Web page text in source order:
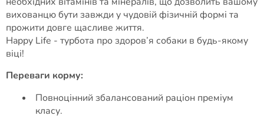
вихованцю бути завжди у чудовій фізичній формі та
прожити довге щасливе життя.
Happy Life - турбота про здоров’я собаки в будь-якому
віці!
Переваги корму:
Повноцінний збалансований раціон преміум
класу.